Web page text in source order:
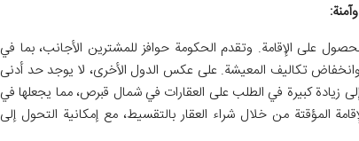
على الإقامة. وتقدم الحكومة حوافز للمشترين الأجانب، بما في
وانخفاض تكاليف المعيشة. على عكس الدول الأخرى، لا يوجد حد أدنى
زيادة كبيرة في الطلب على العقارات في شمال قبرص، مما يجعلها في
المؤقتة من خلال شراء العقار بالتقسيط، مع إمكانية التحول إلى